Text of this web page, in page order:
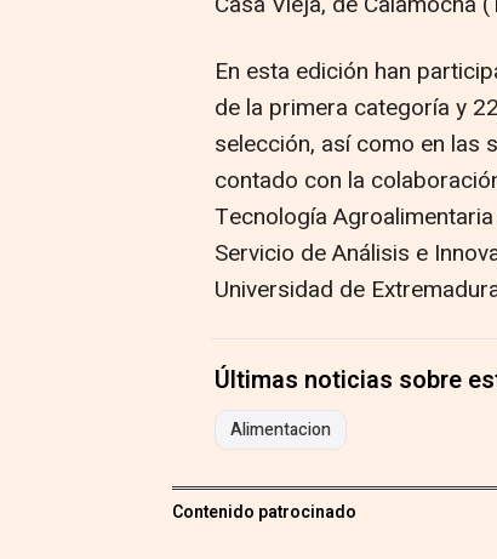
En esta edición han
de la primera categoría y
selección, así como en las
contado con la
Tecnología
Servicio de Análisis e
Universidad de
Últimas noticias sobre
Alimentacion
Contenido patrocinado